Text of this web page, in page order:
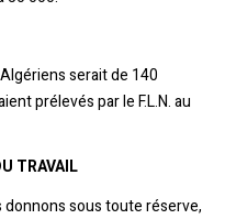
serait de 140
prélevés par le F.L.N. au
TRAVAIL
sous toute réserve,